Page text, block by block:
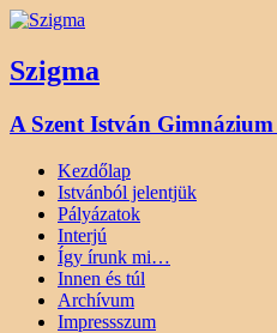
Szigma
A Szent István
Kezdőlap
Istvánból jelentjük
Pályázatok
Interjú
Így írunk mi…
Innen és túl
Archívum
Impressszum